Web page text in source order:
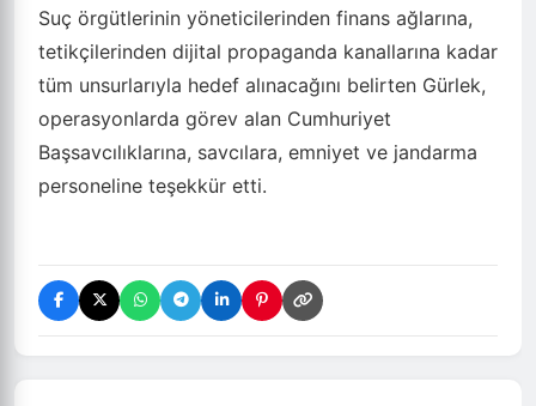
Suç örgütlerinin yöneticilerinden finans ağlarına,
tetikçilerinden dijital propaganda kanallarına kadar
tüm unsurlarıyla hedef alınacağını belirten Gürlek,
operasyonlarda görev alan Cumhuriyet
Başsavcılıklarına, savcılara, emniyet ve jandarma
personeline teşekkür etti.